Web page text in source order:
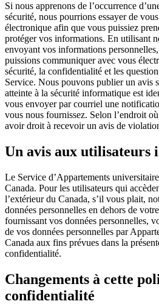
Si nous apprenons de l’occurrence
sécurité, nous pourrions essayer de
électronique afin que vous puissiez
protéger vos informations. En utilisant
envoyant vos informations
puissions communiquer avec vous
sécurité, la confidentialité et les
Service. Nous pouvons publier un avis
atteinte à la sécurité informatique est
vous envoyer par courriel une
vous nous fournissez. Selon l’endroit
avoir droit à recevoir un avis de
Un avis aux utilisateurs
Le Service d’Appartements
Canada. Pour les utilisateurs qui
l’extérieur du Canada, s’il vous plait,
données personnelles en dehors de
fournissant vos données personnelles,
de vos données personnelles par
Canada aux fins prévues dans la
confidentialité.
Changements à cette
confidentialité